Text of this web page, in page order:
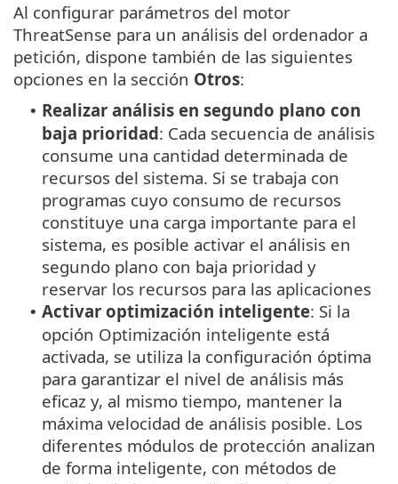
Al configurar parámetros del motor
ThreatSense para un análisis del ordenador a
petición, dispone también de las siguientes
opciones en la sección Otros:
• Realizar análisis en segundo plano con
baja prioridad: Cada secuencia de análisis
consume una cantidad determinada de
recursos del sistema. Si se trabaja con
programas cuyo consumo de recursos
constituye una carga importante para el
sistema, es posible activar el análisis en
segundo plano con baja prioridad y
reservar los recursos para las aplicaciones
• Activar optimización inteligente: Si la
opción Optimización inteligente está
activada, se utiliza la configuración óptima
para garantizar el nivel de análisis más
eficaz y, al mismo tiempo, mantener la
máxima velocidad de análisis posible. Los
diferentes módulos de protección analizan
de forma inteligente, con métodos de